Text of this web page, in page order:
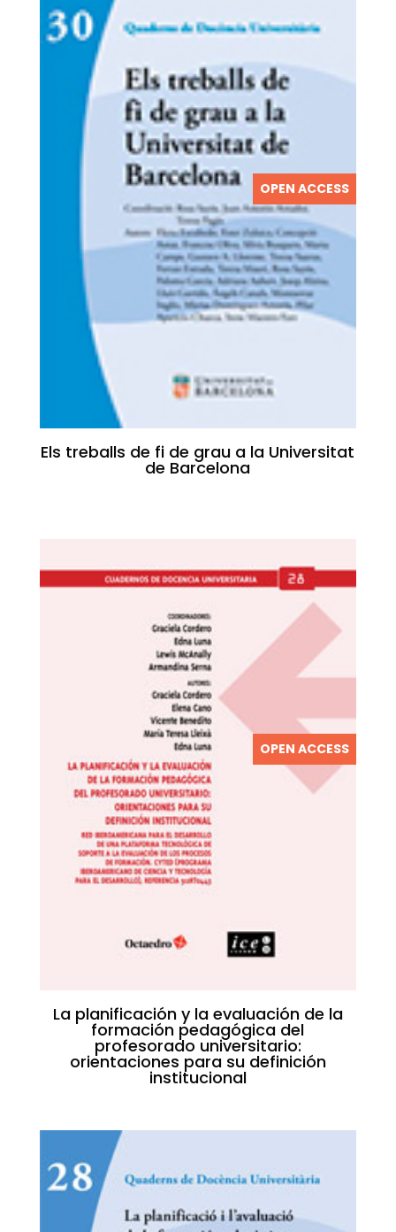
OPEN ACCESS
Els treballs de fi de grau a la Universitat
de Barcelona
OPEN ACCESS
La planificación y la evaluación de la
formación pedagógica del
profesorado universitario:
orientaciones para su definición
institucional